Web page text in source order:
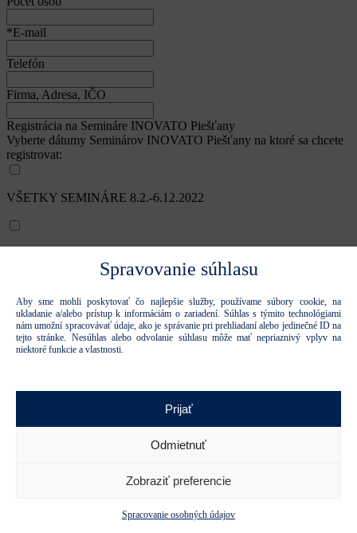
Spravovanie súhlasu
Aby sme mohli poskytovať čo najlepšie služby, používame súbory cookie, na
ukladanie a/alebo prístup k informáciám o zariadení. Súhlas s týmito technológiami
nám umožní spracovávať údaje, ako je správanie pri prehliadaní alebo jedinečné ID na
tejto stránke. Nesúhlas alebo odvolanie súhlasu môže mať nepriaznivý vplyv na
niektoré funkcie a vlastnosti.
Prijať
Odmietnuť
Zobraziť preferencie
Spracovanie osobných údajov
*E-mail
Telefón
Firma, Adresa, IČO
Registrácia na Semináre INOVATO Piešťany
Vyberte dátumy Seminárov INOVATO Piešťany na ktoré sa chcete
registrovat:
VŠETKY SEMINÁRE 8.2.-6.12.2022
8.3.2022 - Marketing a obchod v digitálnej dobe
7.6.2022 - Sieťové organizácie a firmy vo firme